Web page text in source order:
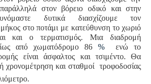
στον βόρειο οδικό και στην
δυτικά διασχίζουμε τον
στο ποτάμι με κατεύθυνση το χωριό
και ο τερματισμός. Μια διαδρομή
από χωματόδρομο 86% ενώ το
είναι άσφαλτος και τσιμέντο. Θα
χρονομέτρηση και σταθμοί
τροφοδοσίας